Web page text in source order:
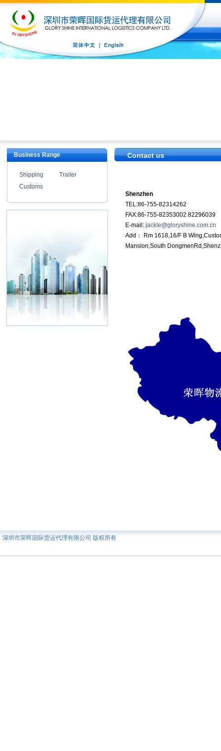
Business Range
Shipping
Trailer
Customs
Contact us
Shenzhen
TEL:86-755-82314262
FAX:86-755-82353002 82296039
E-mail: jackle@gloryshine.com.cn
Add： Rm 1618,16/F B
Mansion,South
深圳市荣晖国际货运代理有限公司 版权所有